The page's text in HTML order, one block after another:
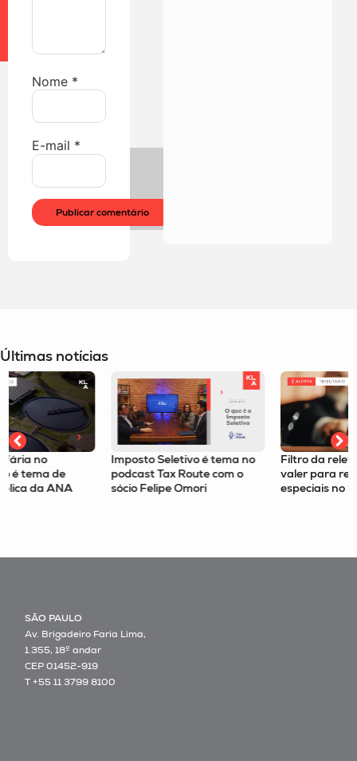
Nome *
E-mail *
Últimas notícias
Imposto Seletivo é tema no
podcast Tax Route com o
sócio Felipe Omori
Filtro da relevância passa a
valer para recursos
especiais no STJ
SÃO PAULO
Av. Brigadeiro Faria Lima,
1.355, 18º andar
CEP 01452-919
T +55 11 3799 8100